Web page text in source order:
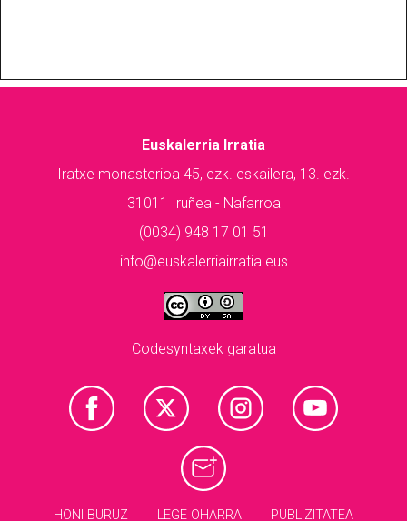
Euskalerria Irratia
Iratxe monasterioa 45, ezk. eskailera, 13. ezk.
31011 Iruñea - Nafarroa
(0034) 948 17 01 51
info@euskalerriairratia.eus
Codesyntaxek garatua
HONI BURUZ LEGE OHARRA PUBLIZITATEA